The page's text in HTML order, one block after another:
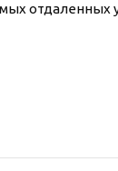
отдаленных